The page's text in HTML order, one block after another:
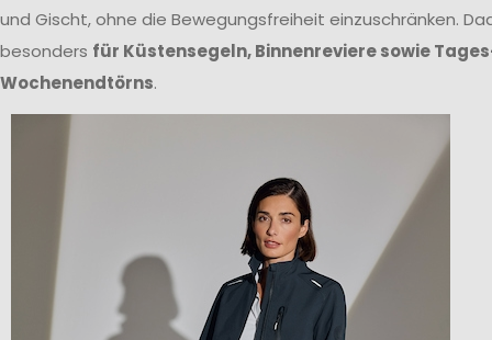
und Gischt, ohne die Bewegungsfreiheit einzuschränken.
besonders für Küstensegeln, Binnenreviere sowie
Wochenendtörns.